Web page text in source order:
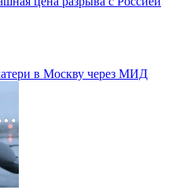
в Москву через МИД